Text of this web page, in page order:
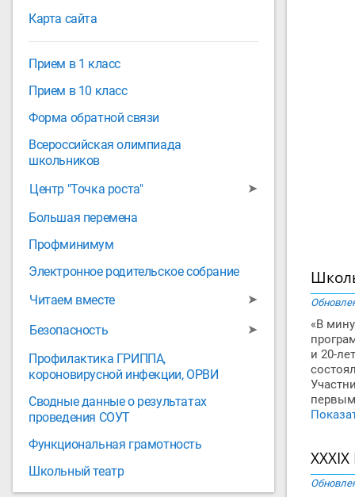
Карта сайта
Прием в 1 класс
Прием в 10 класс
Форма обратной связи
Всероссийская олимпиада
школьников
Центр "Точка роста"
➤
Большая перемена
Профминимум
Электронное родительское собрание
Читаем вместе
➤
Безопасность
➤
Профилактика ГРИППА,
короновирусной инфекции, ОРВИ
Сводные данные о результатах
проведения СОУТ
Функциональная грамотность
Школьный театр
«В
и 20-